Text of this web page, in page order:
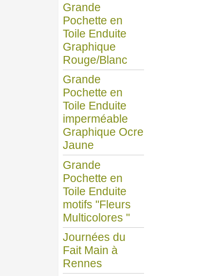
Grande
Pochette en
Toile Enduite
Graphique
Rouge/Blanc
Grande
Pochette en
Toile Enduite
imperméable
Graphique Ocre
Jaune
Grande
Pochette en
Toile Enduite
motifs "Fleurs
Multicolores "
Journées du
Fait Main à
Rennes